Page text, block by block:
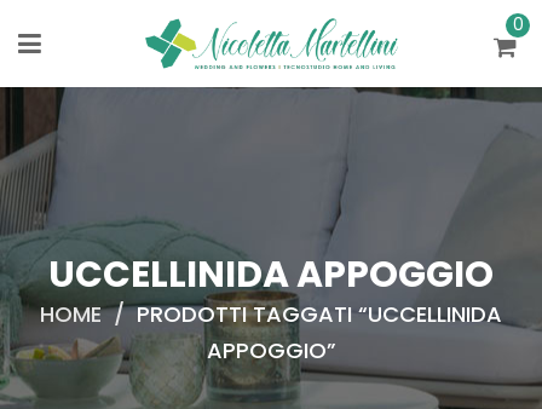
0
UCCELLINIDA APPOGGIO
HOME / PRODOTTI TAGGATI “UCCELLINIDA
APPOGGIO”